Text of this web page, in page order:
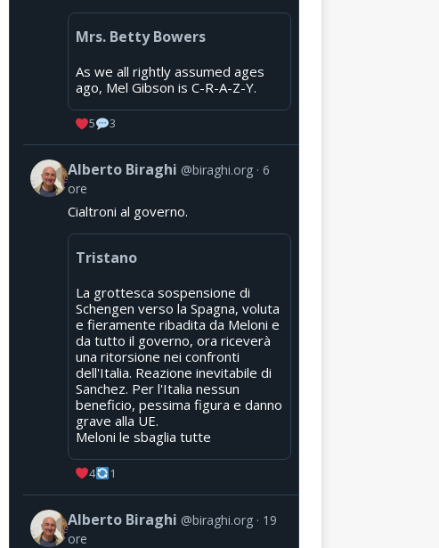
Mrs. Betty Bowers
As we all rightly assumed ages
ago, Mel Gibson is C-R-A-Z-Y.
5 3
Alberto Biraghi @biraghi.org 6
ore
Cialtroni al governo.
Tristano
La grottesca sospensione di
Schengen verso la Spagna, voluta
e fieramente ribadita da Meloni e
da tutto il governo, ora riceverà
una ritorsione nei confronti
dell'Italia. Reazione inevitabile di
Sanchez. Per l'Italia nessun
beneficio, pessima figura e danno
grave alla UE.
Meloni le sbaglia tutte
4 1
Alberto Biraghi @biraghi.org
19
ore